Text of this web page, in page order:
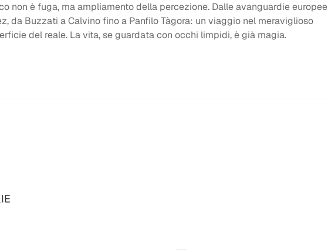
non è fuga, ma ampliamento della percezione. Dalle avanguardie europee
da Buzzati a Calvino fino a Panfilo Tàgora: un viaggio nel meraviglioso
del reale. La vita, se guardata con occhi limpidi, è già magia.